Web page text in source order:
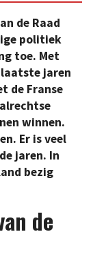
de Raad
politiek
toe. Met
jaren
de Franse
winnen.
Er is veel
jaren. In
bezig
de